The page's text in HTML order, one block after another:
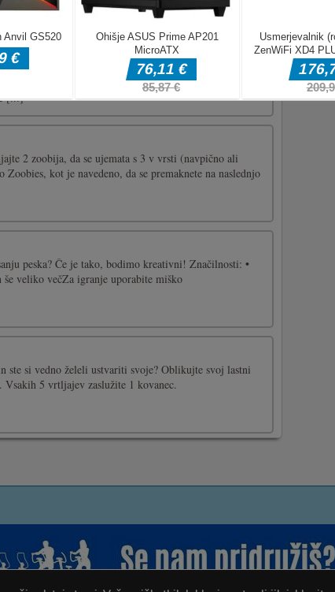
and funny cricket game for your mobiles Try to
as possible in order to get to the next levelplay in the
on oneplay quick matchfeaturebeautiful graphicall
[...]
2 zoobija, da se ujemata s 3 v vrsti (navpično ali
kot je navedeno, da se premaknete na naslednjo
peska? Če je tako, bodimo kreativni! Značilnosti: •
še veliko večZa igranje uporabite miško
si vedno želeli ustvariti svoje? Oblikujte svoj lastni
5 vrtljajev zaslužite 1 kovanec.